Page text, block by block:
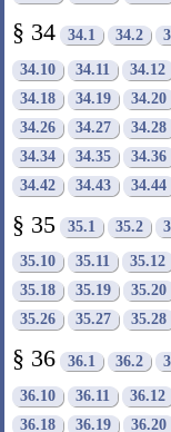
§ 34 34.1 34.2
34.10 34.11 34.12
34.18
34.19 34.20
34.26
34.27 34.28
34.34
34.35 34.36
34.42
34.43 34.44
§ 35 35.1 35.2
35.10 35.11 35.12
35.18
35.19 35.20
35.26
35.27 35.28
§ 36 36.1 36.2
36.10 36.11 36.12
36.18
36.19 36.20